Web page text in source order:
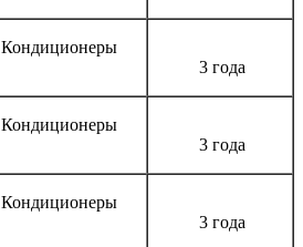
Кондиционеры
3 года
Кондиционеры
3 года
Кондиционеры
3 года